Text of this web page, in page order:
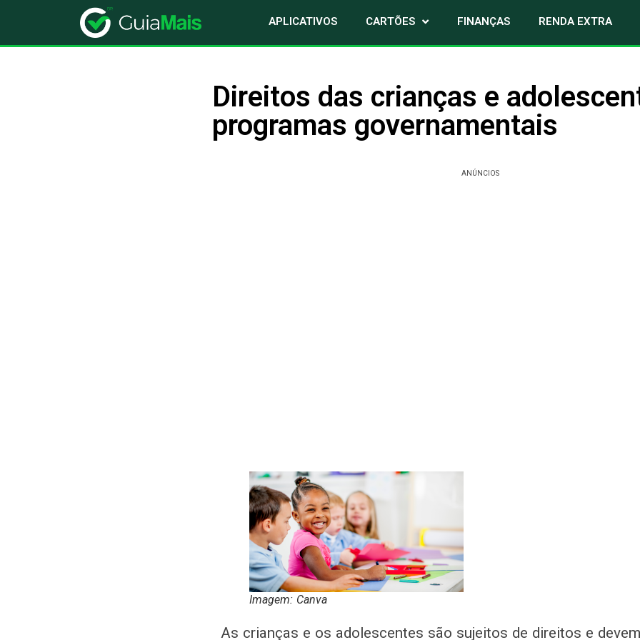
APLICATIVOS CARTÕES FINANÇAS RENDA EXTRA
Direitos das crianças e
programas governamentais
ANÚNCIOS
Imagem: Canva
As crianças e os adolescentes são sujeitos de direitos e